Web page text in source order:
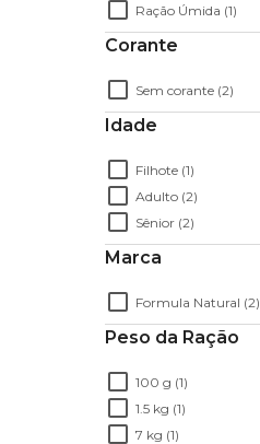
Ração Úmida (1)
Corante
Sem corante (2)
Idade
Filhote (1)
Adulto (2)
Sênior (2)
Marca
Formula Natural (2)
Peso da Ração
100 g (1)
1.5 kg (1)
7 kg (1)